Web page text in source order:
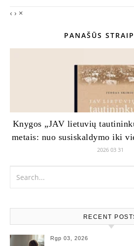
‹ › ×
PANAŠŪS
Knygos „JAV lietuvių
metais: nuo susiskaldymo iki
2026 03 31
RECENT
Rgp 03, 2026